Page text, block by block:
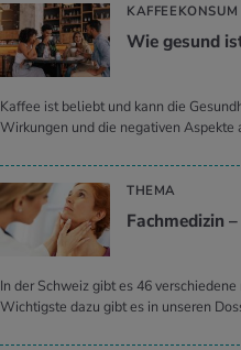
KAFFEEKONSUM
Wie gesund
Kaffee ist beliebt und kann die
Wirkungen und die negativen Aspekte
THEMA
Fachmedizin
In der Schweiz gibt es 46
Wichtigste dazu gibt es in unseren